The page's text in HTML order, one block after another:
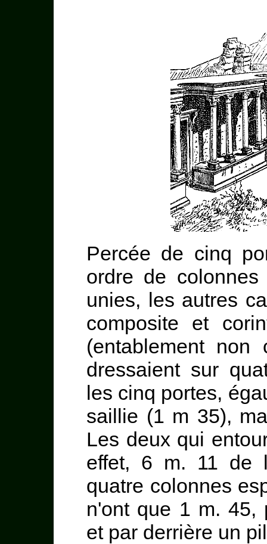
Percée de cinq
ordre de
unies, les autres
composite et
(entablement non
dressaient sur
les cinq portes,
saillie (1 m 35),
Les deux qui
effet, 6 m. 11 de
quatre colonnes
n'ont que 1 m. 45,
et par derrière un